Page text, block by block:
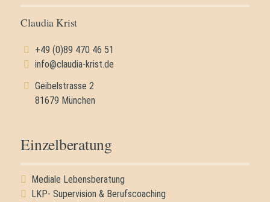
Claudia Krist
+49 (0)89 470 46 51
info@claudia-krist.de
Geibelstrasse 2
81679 München
Einzelberatung
Mediale Lebensberatung
LKP- Supervision & Berufscoaching